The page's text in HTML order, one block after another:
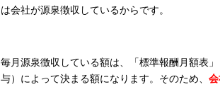
は会社が源泉徴収しているからです。
毎月源泉徴収している額は、「標準報酬月額表
与）によって決まる額になります。そのため、